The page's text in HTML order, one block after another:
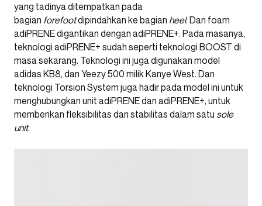
yang tadinya ditempatkan pada
bagian forefootdipindahkan ke bagian heel. Dan foam
adiPRENE digantikan dengan adiPRENE+. Pada masanya,
teknologi adiPRENE+ sudah seperti teknologi BOOST di
masa sekarang. Teknologi ini juga digunakan model
adidas KB8, dan Yeezy 500 milik Kanye West. Dan
teknologi Torsion System juga hadir pada model ini untuk
menghubungkan unit adiPRENE dan adiPRENE+, untuk
memberikan fleksibilitas dan stabilitas dalam satu sole
unit.